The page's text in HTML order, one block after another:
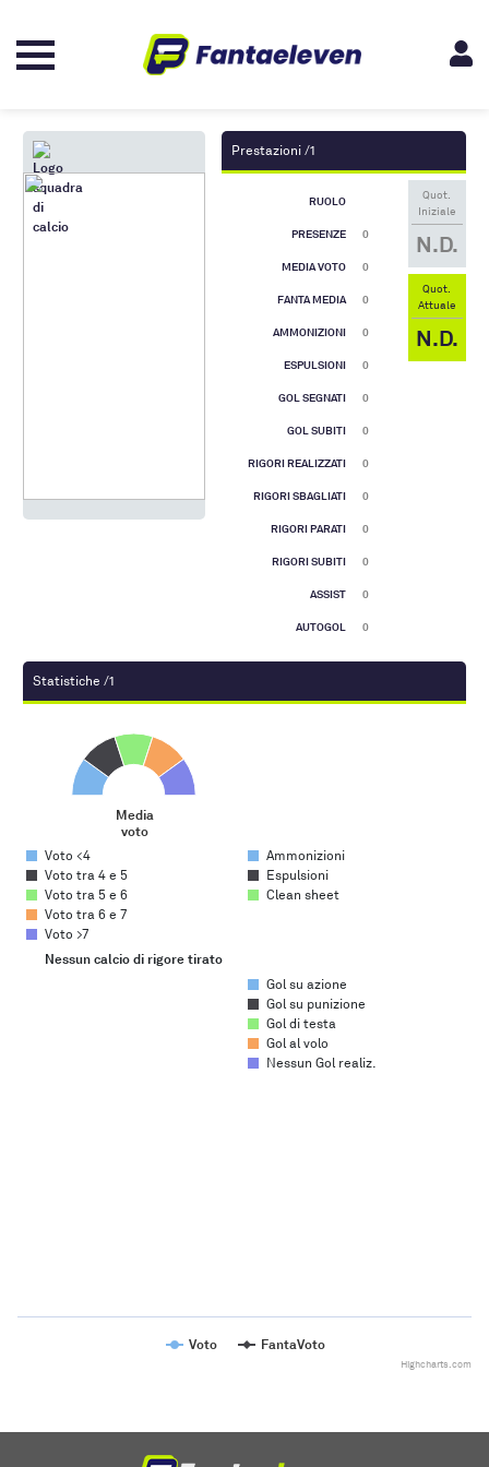
Prestazioni /1
RUOLO
PRESENZE 0
MEDIA VOTO 0
FANTA MEDIA 0
AMMONIZIONI 0
ESPULSIONI 0
GOL SEGNATI 0
GOL SUBITI 0
RIGORI REALIZZATI 0
RIGORI SBAGLIATI 0
RIGORI PARATI 0
RIGORI SUBITI 0
ASSIST 0
AUTOGOL 0
Quot.
Iniziale
N.D.
Quot.
Attuale
N.D.
Statistiche /1
Media voto
Pie chart with 5 slices.
Media
voto
End of interactive chart.
Voto <4
Voto tra 4 e 5
Voto tra 5 e 6
Voto tra 6 e 7
Voto >7
Ammonizioni
Espulsioni
Clean sheet
Nessun calcio di rigore tirato
Gol su azione
Gol su punizione
Gol di testa
Gol al volo
Nessun Gol realiz.
Voto FantaVoto
Highcharts.com